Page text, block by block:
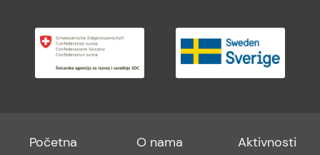
Footer
Početna
Footer
O nama
Footer
Aktivnosti